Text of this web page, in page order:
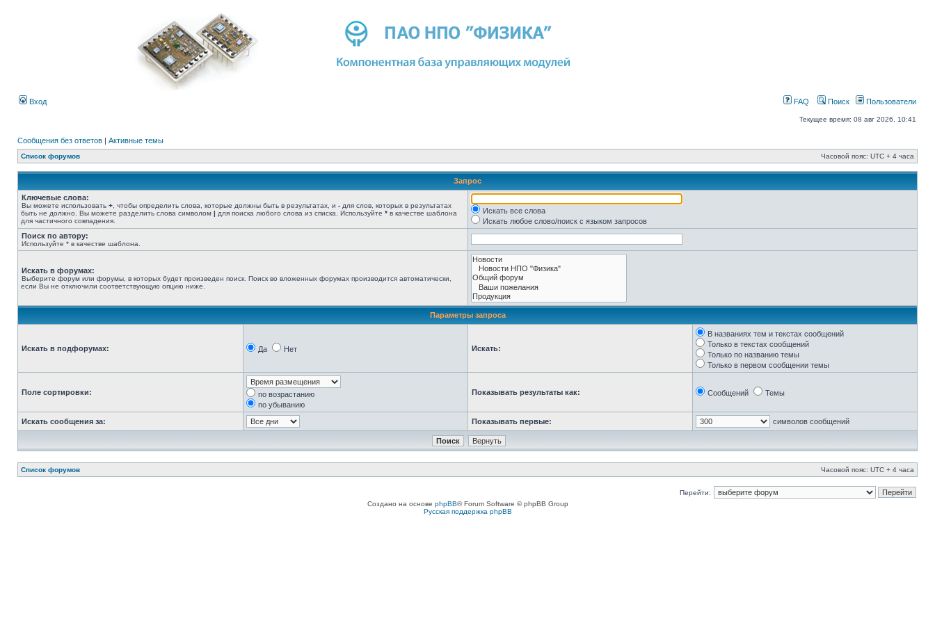
Вход FAQ Поиск Пользователи
Текущее время: 08 авг 2026, 10:41
Сообщения без ответов | Активные темы
Список форумов Часовой пояс: UTC + 4 часа
Запрос
Ключевые слова:
Вы можете использовать + , чтобы определить слова, которые должны быть в результатах, и - для слов, которых в результатах
быть не должно. Вы можете разделить слова символом | для поиска любого слова из списка. Используйте * в качестве шаблона
для частичного совпадения.
Искать все слова
Искать любое слово/поиск с языком запросов
Поиск по автору:
Используйте * в качестве шаблона.
Искать в форумах:
Выберите форум или форумы, в которых будет произведен поиск. Поиск во вложенных форумах производится автоматически,
если Вы не отключили соответствующую опцию ниже.
Параметры запроса
Искать в подфорумах: Да Нет Искать:
В названиях тем и текстах сообщений
Только в текстах сообщений
Только по названию темы
Только в первом сообщении темы
Поле сортировки:
по возрастанию
по убыванию
Показывать результаты как: Сообщений Темы
Искать сообщения за: Показывать первые: символов сообщений
Список форумов Часовой пояс: UTC + 4 часа
Перейти:
Создано на основе phpBB® Forum Software © phpBB Group
Русская поддержка phpBB